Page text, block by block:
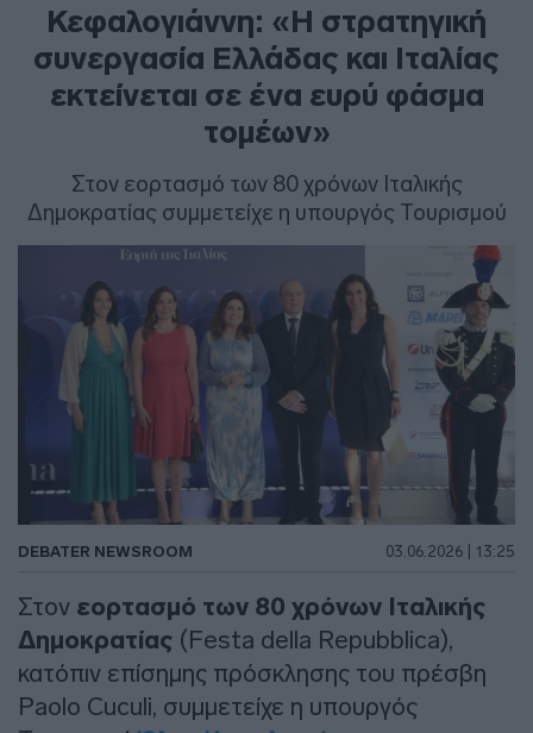
Κεφαλογιάννη: «Η στρατηγική
συνεργασία Ελλάδας και Ιταλίας
εκτείνεται σε ένα ευρύ φάσμα
τομέων»
Στον εορτασμό των 80 χρόνων Ιταλικής
Δημοκρατίας συμμετείχε η υπουργός Τουρισμού
DEBATER NEWSROOM 03.06.2026 | 13:25
Στον εορτασμό των 80 χρόνων Ιταλικής
Δημοκρατίας (Festa della Repubblica),
κατόπιν επίσημης πρόσκλησης του πρέσβη
Paolo Cuculi, συμμετείχε η υπουργός